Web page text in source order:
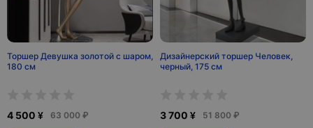
Торшер Девушка золотой с шаром,
180 см
4 500 ¥ 63 000 ₽
Дизайнерский торшер Человек,
черный, 175 см
3 700 ¥ 51 800 ₽